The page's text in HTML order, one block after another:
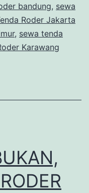
bandung, sewa
Roder Jakarta
, sewa tenda
Karawang